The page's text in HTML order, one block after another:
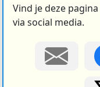
Vind je deze
via social media.